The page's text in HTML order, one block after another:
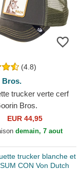
(4.8)
Bros.
trucker verte cerf
Bros.
EUR 44,95
demain, 7 aout